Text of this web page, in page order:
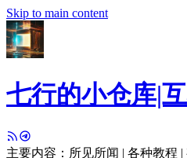
Skip to main content
七行的小仓库|
主要内容：所见所闻 | 各种教程